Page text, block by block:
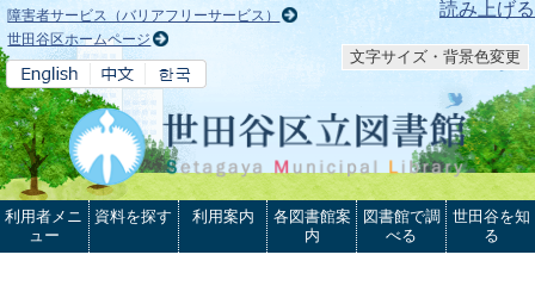
本文へ 読み上げる
障害者サービス（バリアフリーサービス）
世田谷区ホームページ
文字サイズ・背景色変更
利用者メニ
ュー
資料を探す 利用案内
各図書館案
内
図書館で調
べる
世田谷を知
る